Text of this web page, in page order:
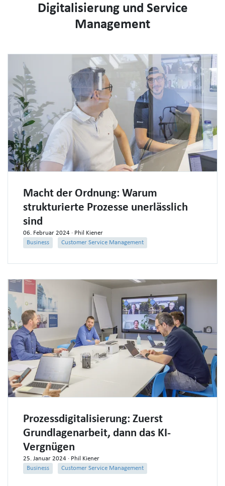
Digitalisierung und Service
Management
Macht der Ordnung: Warum
strukturierte Prozesse unerlässlich
sind
06. Februar 2024 · Phil Kiener
Business
Customer Service Management
Prozessdigitalisierung: Zuerst
Grundlagenarbeit, dann das KI-
Vergnügen
25. Januar 2024 · Phil Kiener
Business
Customer Service Management